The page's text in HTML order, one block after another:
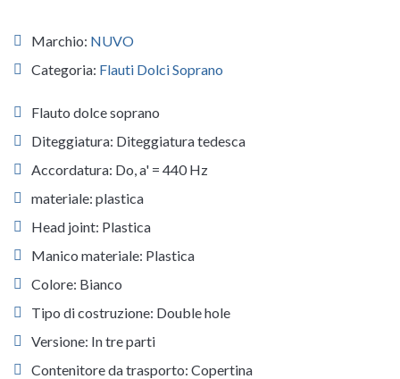
Marchio: NUVO
Categoria: Flauti Dolci Soprano
Flauto dolce soprano
Diteggiatura: Diteggiatura tedesca
Accordatura: Do, a' = 440 Hz
materiale: plastica
Head joint: Plastica
Manico materiale: Plastica
Colore: Bianco
Tipo di costruzione: Double hole
Versione: In tre parti
Contenitore da trasporto: Copertina